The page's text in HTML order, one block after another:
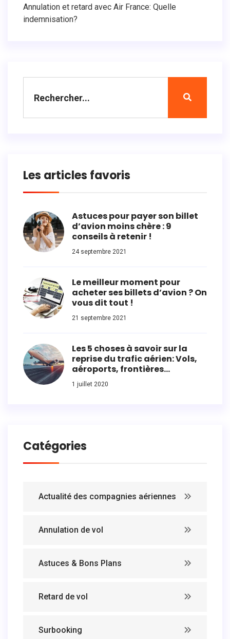
Annulation et retard avec Air France: Quelle
indemnisation?
Les articles favoris
Astuces pour payer son billet
d’avion moins chère : 9
conseils à retenir !
24 septembre 2021
Le meilleur moment pour
acheter ses billets d’avion ? On
vous dit tout !
21 septembre 2021
Les 5 choses à savoir sur la
reprise du trafic aérien: Vols,
aéroports, frontières…
1 juillet 2020
Catégories
Actualité des compagnies aériennes
Annulation de vol
Astuces & Bons Plans
Retard de vol
Surbooking